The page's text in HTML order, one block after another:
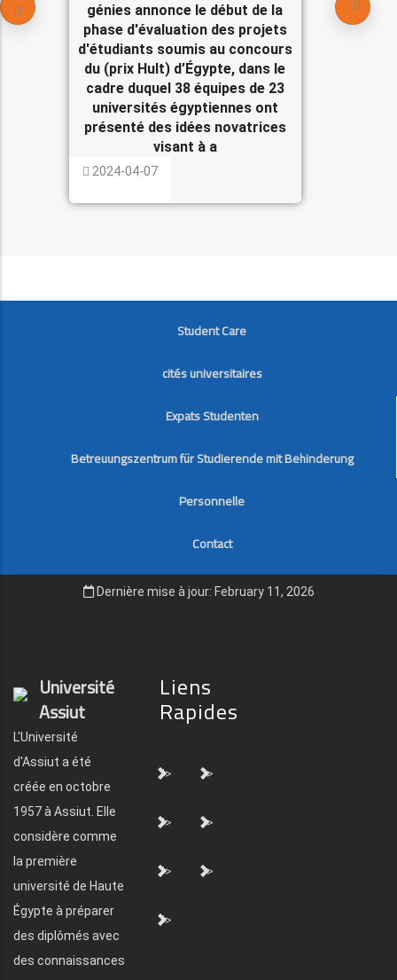
génies annonce le début de la
phase d'évaluation des projets
d'étudiants soumis au concours
du (prix Hult) d’Égypte, dans le
cadre duquel 38 équipes de 23
universités égyptiennes ont
présenté des idées novatrices
visant à a
2024-04-07
FOOTER
Student Care
cités universitaires
Expats Studenten
Betreuungszentrum für Studierende mit Behinderung
Personnelle
Contact
Dernière mise à jour: February 11, 2026
Université
Assiut
L'Université
d'Assiut a été
créée en octobre
1957 à Assiut. Elle
considère comme
la première
université de Haute
Égypte à préparer
des diplômés avec
des connaissances
Liens
Rapides
"> ">
"> ">
"> ">
">